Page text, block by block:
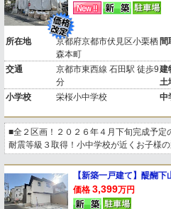
所在地
京都府京都市伏見区小栗栖
森本町
間
交通
京都市東西線 石田駅 徒歩9
分
建
土
小学校 栄桜小中学校 中
■全２区画！２０２６年４月下旬完成予
耐震等級３取得！小中学校が近くお子様
【新築一戸建て】醍醐
価格 3,399万円